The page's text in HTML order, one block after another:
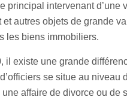
principal intervenant
et autres objets de grande
les biens immobiliers.
il existe une grande
se situe au
affaire de divorce ou de